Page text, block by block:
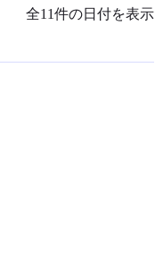
全11件の日付を表示